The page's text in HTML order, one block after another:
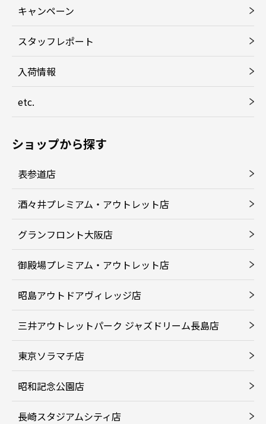
キャンペーン
スタッフレポート
入荷情報
etc.
ショップから探す
表参道店
酒々井プレミアム・アウトレット店
グランフロント大阪店
御殿場プレミアム・アウトレット店
昭島アウトドアヴィレッジ店
三井アウトレットパーク ジャズドリーム長島店
東京ソラマチ店
昭和記念公園店
長崎スタジアムシティ店